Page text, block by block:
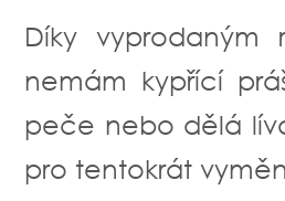
Díky
nemám kypřící
peče nebo dělá
pro tentokrát